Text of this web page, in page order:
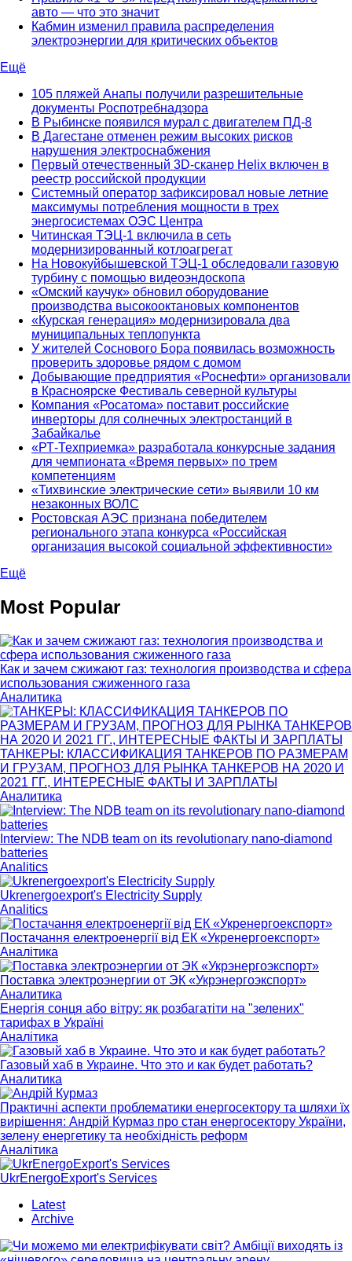
авто — что это значит
Кабмин изменил правила распределения
электроэнергии для критических объектов
Ещё
105 пляжей Анапы получили разрешительные
документы Роспотребнадзора
В Рыбинске появился мурал с двигателем ПД-8
В Дагестане отменен режим высоких рисков
нарушения электроснабжения
Первый отечественный 3D-сканер Helix включен в
реестр российской продукции
Системный оператор зафиксировал новые летние
максимумы потребления мощности в трех
энергосистемах ОЭС Центра
Читинская ТЭЦ-1 включила в сеть
модернизированный котлоагрегат
На Новокуйбышевской ТЭЦ-1 обследовали газовую
турбину с помощью видеоэндоскопа
«Омский каучук» обновил оборудование
производства высокооктановых компонентов
«Курская генерация» модернизировала два
муниципальных теплопункта
У жителей Соснового Бора появилась возможность
проверить здоровье рядом с домом
Добывающие предприятия «Роснефти» организовали
в Красноярске Фестиваль северной культуры
Компания «Росатома» поставит российские
инверторы для солнечных электростанций в
Забайкалье
«РТ-Техприемка» разработала конкурсные задания
для чемпионата «Время первых» по трем
компетенциям
«Тихвинские электрические сети» выявили 10 км
незаконных ВОЛС
Ростовская АЭС признана победителем
регионального этапа конкурса «Российская
организация высокой социальной эффективности»
Ещё
Most Popular
Как и зачем сжижают газ: технология производства и сфера
использования сжиженного газа
Аналитика
ТАНКЕРЫ: КЛАССИФИКАЦИЯ ТАНКЕРОВ ПО РАЗМЕРАМ
И ГРУЗАМ, ПРОГНОЗ ДЛЯ РЫНКА ТАНКЕРОВ НА 2020 И
2021 ГГ., ИНТЕРЕСНЫЕ ФАКТЫ И ЗАРПЛАТЫ
Аналитика
Interview: The NDB team on its revolutionary nano-diamond
batteries
Analitics
Ukrenergoexport's Electricity Supply
Analitics
Постачання електроенергії від ЕК «Укренергоекспорт»
Аналітика
Поставка электроэнергии от ЭК «Укрэнергоэкспорт»
Аналитика
Енергія сонця або вітру: як розбагатіти на "зелених"
тарифах в Україні
Аналітика
Газовый хаб в Украине. Что это и как будет работать?
Аналитика
Практичні аспекти проблематики енергосектору та шляхи їх
вирішення: Андрій Курмаз про стан енергосектору України,
зелену енергетику та необхідність реформ
Аналітика
UkrEnergoExport's Services
Latest
Archive